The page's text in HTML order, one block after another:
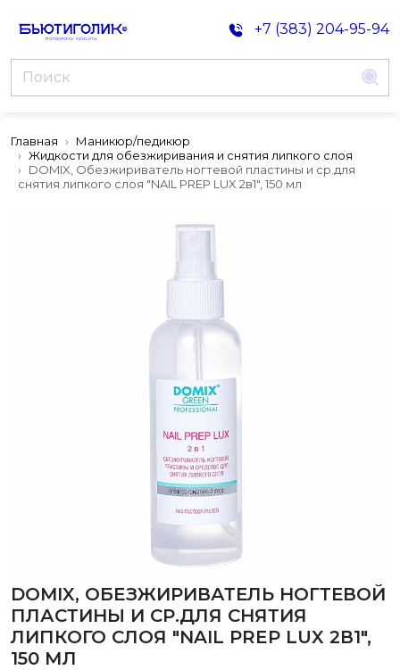
+7 (383) 204-95-94
Главная
Маникюр/педикюр
Жидкости для обезжиривания и снятия липкого слоя
DOMIX, Обезжириватель ногтевой пластины и ср.для
снятия липкого слоя "NAIL PREP LUX 2в1", 150 мл
DOMIX, ОБЕЗЖИРИВАТЕЛЬ НОГТЕВОЙ
ПЛАСТИНЫ И СР.ДЛЯ СНЯТИЯ
ЛИПКОГО СЛОЯ "NAIL PREP LUX 2В1",
150 МЛ